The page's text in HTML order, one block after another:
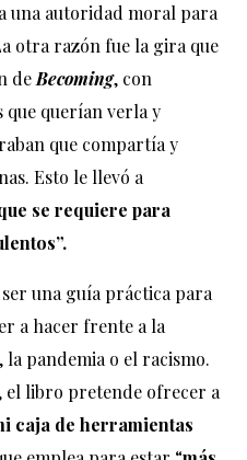
una autoridad moral para
otra razón fue la gira que
de Becoming, con
que querían verla y
que compartía y
Esto le llevó a
se requiere para
una guía práctica para
a hacer frente a la
pandemia o el racismo.
el libro pretende ofrecer a
caja de herramientas